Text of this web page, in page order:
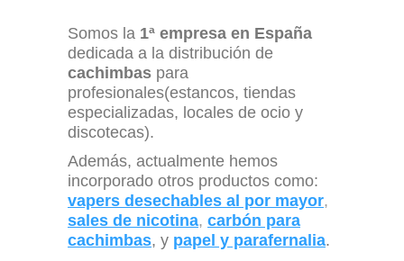
Somos la 1ª empresa en España
dedicada a la distribución de
cachimbas para
profesionales(estancos, tiendas
especializadas, locales de ocio y
discotecas).
Además, actualmente hemos
incorporado otros productos como:
vapers desechables al por mayor,
sales de nicotina, carbón para
cachimbas, y papel y parafernalia.